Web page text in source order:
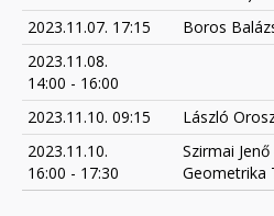
2023.11.07. 17:15 Boros
2023.11.08.
14:00 - 16:00
2023.11.10. 09:15 László
2023.11.10.
16:00 - 17:30
Szirmai
Geometrika